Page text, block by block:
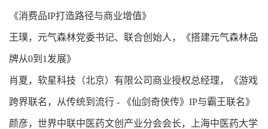
《消费品IP打造路径与商业增值》
王璞，元气森林党委书记、联合创始人，《搭建元气森林品
牌从0到1发展》
肖夏，软星科技（北京）有限公司商业授权总经理，《游戏
跨界联名，从传统到流行 - 《仙剑奇侠传》IP与霸王联名》
颜彦，世界中联中医药文创产业分会会长，上海中医药大学